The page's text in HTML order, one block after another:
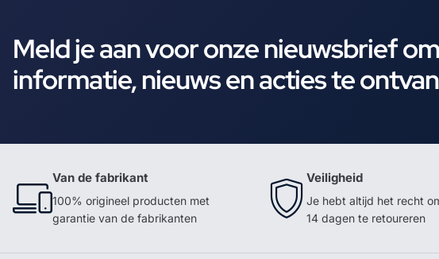
Meld je aan voor onze nieuwsbrief
informatie, nieuws en acties te
Van de fabrikant
100% origineel producten met
garantie van de fabrikanten
Veiligheid
Je hebt altijd het recht
14 dagen te retoureren